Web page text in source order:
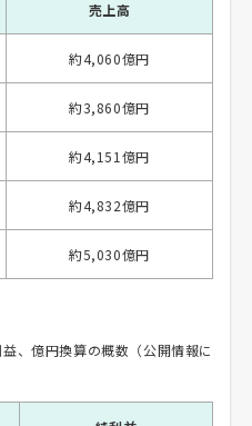
売上高
約4,060億円
約3,860億円
約4,151億円
約4,832億円
約5,030億円
、億円換算の概数（公開情報に